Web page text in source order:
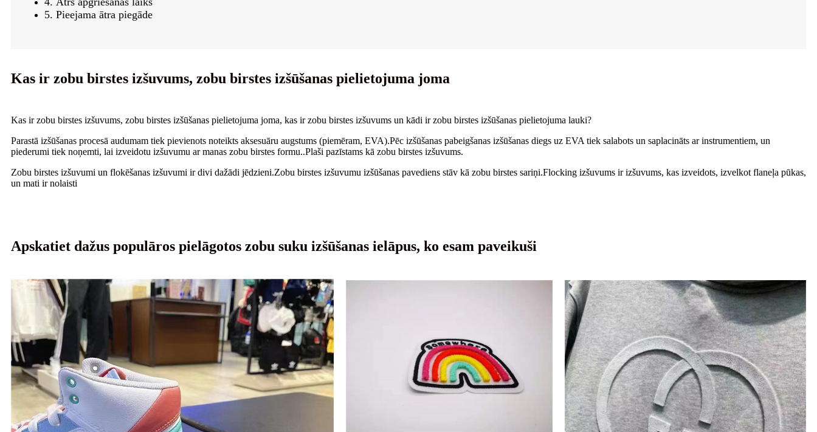
5. Pieejama ātra piegāde
Kas ir zobu birstes izšuvums, zobu birstes izšūšanas pielietojuma joma
Kas ir zobu birstes izšuvums, zobu birstes izšūšanas pielietojuma joma, kas ir zobu birstes izšuvums un kādi ir zobu birstes izšūšanas pielietojuma lauki?
Parastā izšūšanas procesā audumam tiek pievienots noteikts aksesuāru augstums (piemēram, EVA).Pēc izšūšanas pabeigšanas izšūšanas diegs uz EVA tiek salabots un saplacināts ar instrumentiem, un
piederumi tiek noņemti, lai izveidotu izšuvumu ar manas zobu birstes formu..Plaši pazīstams kā zobu birstes izšuvums.
Zobu birstes izšuvumi un flokēšanas izšuvumi ir divi dažādi jēdzieni.Zobu birstes izšuvumu izšūšanas pavediens stāv kā zobu birstes sariņi.Flocking izšuvums ir izšuvums, kas izveidots, izvelkot flaneļa pūkas,
un mati ir nolaisti
Apskatiet dažus populāros pielāgotos zobu suku izšūšanas ielāpus, ko esam paveikuši